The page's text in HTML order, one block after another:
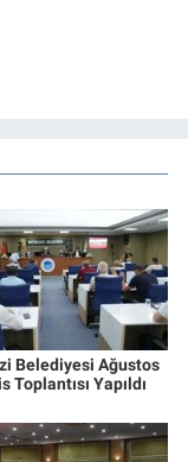
Belediyesi Ağustos
Toplantısı Yapıldı